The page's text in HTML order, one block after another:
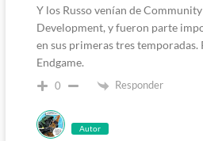
Y los Russo venían de
Development, y fueron parte
en sus primeras tres temporadas.
Endgame.
0 Responder
Autor